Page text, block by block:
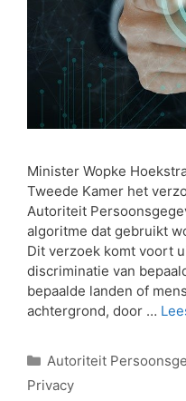
Minister Wopke
Tweede Kamer het
Autoriteit
algoritme dat gebruikt
Dit verzoek komt voort
discriminatie van
bepaalde landen of
achtergrond, door …
Autoriteit
Privacy